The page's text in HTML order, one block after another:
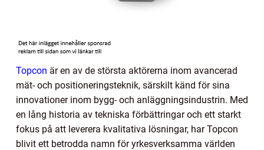
Topcon är en av de största aktörerna inom avancerad
mät- och positioneringsteknik, särskilt känd för sina
innovationer inom bygg- och anläggningsindustrin. Med
en lång historia av tekniska förbättringar och ett starkt
fokus på att leverera kvalitativa lösningar, har Topcon
blivit ett betrodda namn för yrkesverksamma världen